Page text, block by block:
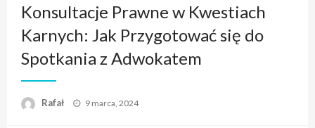
Konsultacje Prawne w Kwestiach
Karnych: Jak Przygotować się do
Spotkania z Adwokatem
Rafał
Opublikowane
9 marca, 2024